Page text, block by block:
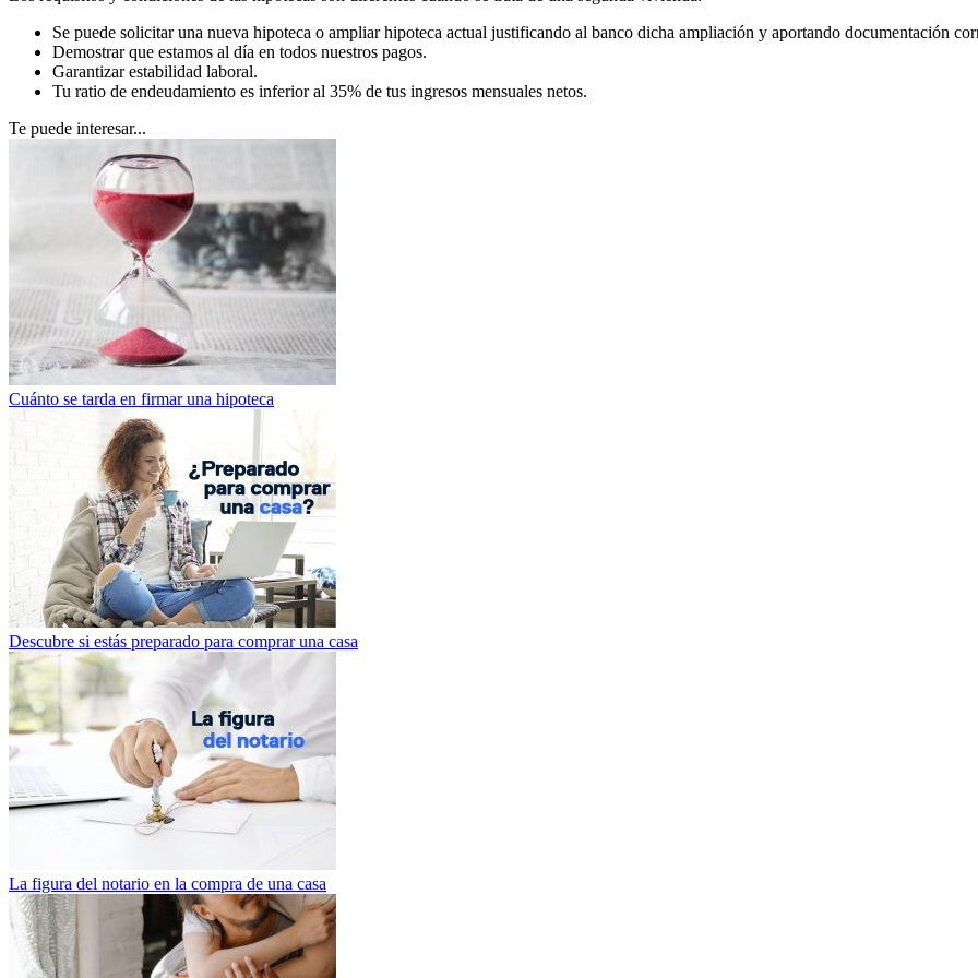
Se puede solicitar una nueva hipoteca o ampliar hipoteca actual justificando al banco dicha ampliación y aportando documentación
Demostrar que estamos al día en todos nuestros pagos.
Garantizar estabilidad laboral.
Tu ratio de endeudamiento es inferior al 35% de tus ingresos mensuales netos.
Te puede interesar...
Cuánto se tarda en firmar una hipoteca
Descubre si estás preparado para comprar una casa
La figura del notario en la compra de una casa